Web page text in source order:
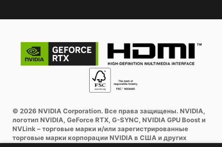
© 2026 NVIDIA Corporation. Все права защищены. NVIDIA,
логотип NVIDIA, GeForce RTX, G-SYNC, NVIDIA GPU Boost и
NVLink – торговые марки и/или зарегистрированные
торговые марки корпорации NVIDIA в США и других